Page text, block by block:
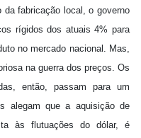
fabricação local, o governo
rígidos dos atuais 4% para
no mercado nacional. Mas,
na guerra dos preços. Os
então, passam para um
alegam que a aquisição de
às flutuações do dólar, é